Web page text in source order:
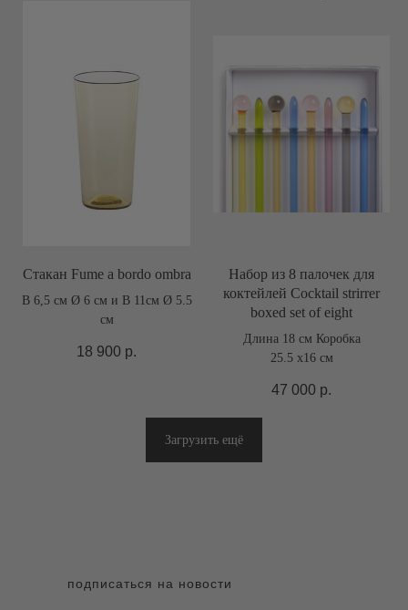
Стакан Fume a bordo ombra
В 6,5 см Ø 6 см и В 11см Ø 5.5
см
18 900 р.
Набор из 8 палочек для
коктейлей Cocktail strirrer
boxed set of eight
Длина 18 см Коробка
25.5 х16 см
47 000 р.
Загрузить ещё
подписаться на новости